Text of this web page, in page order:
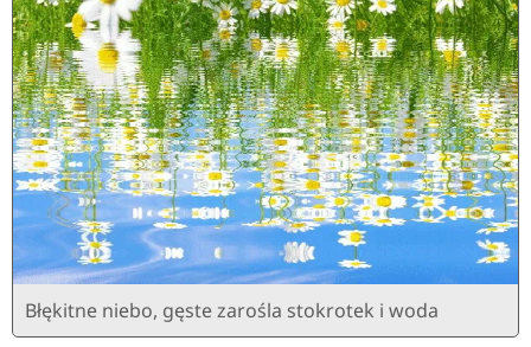
Błękitne niebo, gęste zarośla stokrotek i woda